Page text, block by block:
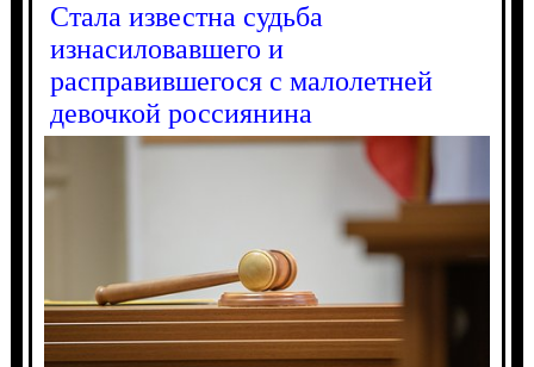
Стала известна судьба
изнасиловавшего и
расправившегося с малолетней
девочкой россиянина